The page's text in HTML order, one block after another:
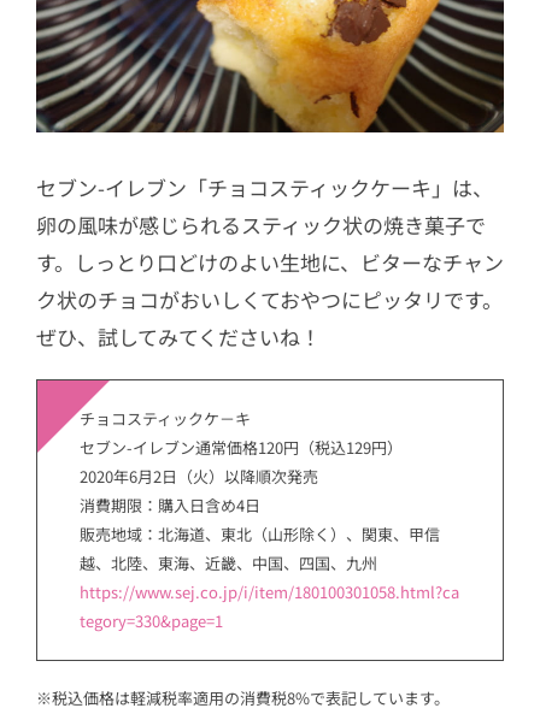
セブン-イレブン「チョコスティックケーキ」は、
卵の風味が感じられるスティック状の焼き菓子で
す。しっとり口どけのよい生地に、ビターなチャン
ク状のチョコがおいしくておやつにピッタリです。
ぜひ、試してみてくださいね！
チョコスティックケ－キ
セブン-イレブン通常価格120円（税込129円）
2020年6月2日（火）以降順次発売
消費期限：購入日含め4日
販売地域：北海道、東北（山形除く）、関東、甲信
越、北陸、東海、近畿、中国、四国、九州
https://www.sej.co.jp/i/item/180100301058.html?ca
tegory=330&page=1
※税込価格は軽減税率適用の消費税8%で表記しています。